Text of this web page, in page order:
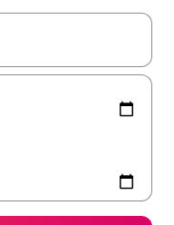
explore-os